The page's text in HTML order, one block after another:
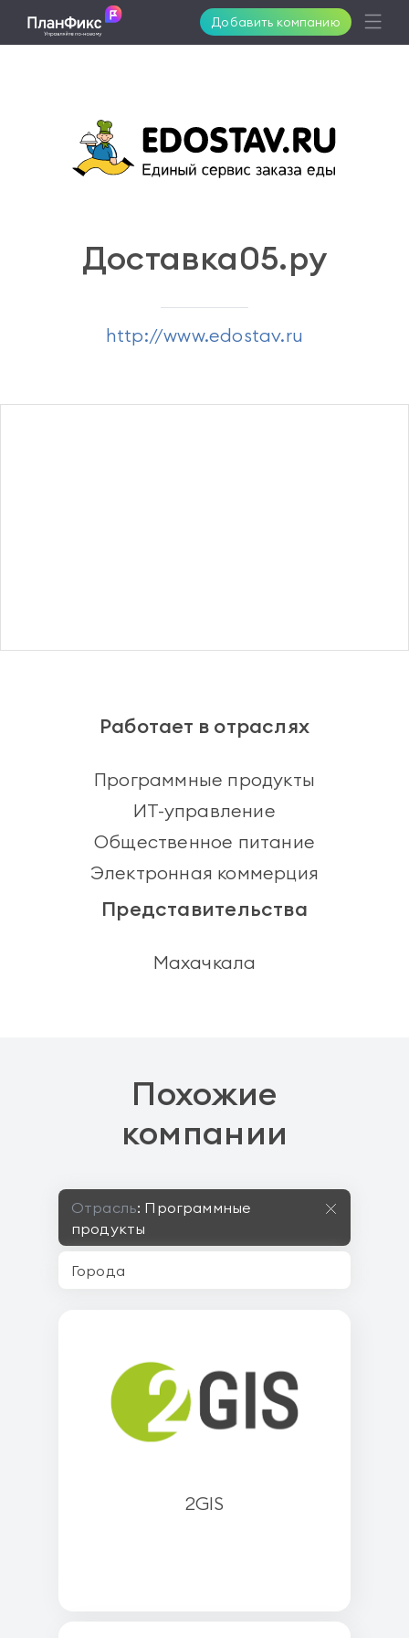
Добавить компанию
Решения
http://www.edostav.ru
Доставка05.ру
Работает в отраслях
Программные продукты
ИТ-управление
Общественное питание
Электронная коммерция
Представительства
Махачкала
Похожие
компании
Отрасль: Программные
продукты
2GIS